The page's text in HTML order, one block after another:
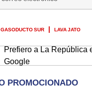
GASODUCTO SUR LAVA JATO
Prefiero a La República
Google